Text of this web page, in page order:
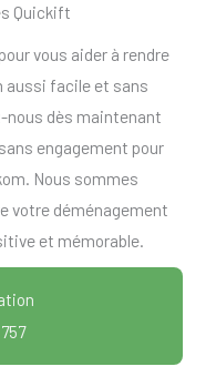
Quickift
vous aider à rendre
aussi facile et sans
nous dès maintenant
engagement pour
Nous sommes
votre déménagement
et mémorable.